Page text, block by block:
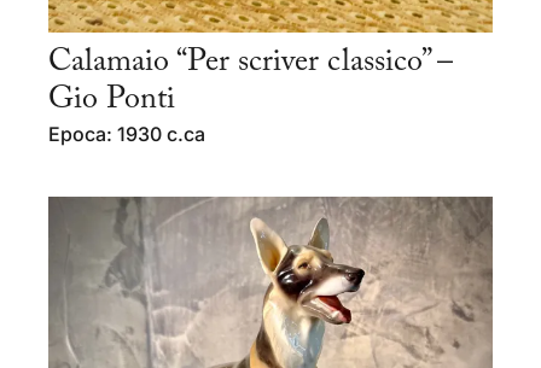
Calamaio “Per scriver classico” –
Gio Ponti
Epoca: 1930 c.ca